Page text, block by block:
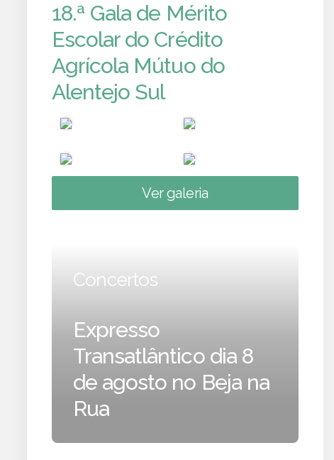
18.ª Gala de Mérito
Escolar do Crédito
Agrícola Mútuo do
Alentejo Sul
Ver galeria
Concertos
Expresso
Transatlântico dia 8
de agosto no Beja na
Rua